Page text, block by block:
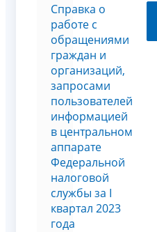
Справка о
работе с
обращениями
граждан и
организаций,
запросами
пользователей
информацией
в центральном
аппарате
Федеральной
налоговой
службы за I
квартал 2023
года